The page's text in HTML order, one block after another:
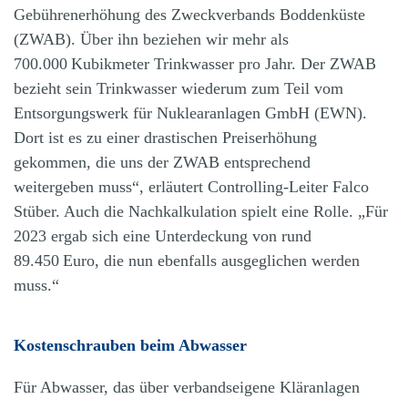
Gebührenerhöhung des Zweckverbands Boddenküste
(ZWAB). Über ihn beziehen wir mehr als
700.000 Kubikmeter Trinkwasser pro Jahr. Der ZWAB
bezieht sein Trinkwasser wiederum zum Teil vom
Entsorgungswerk für Nuklearanlagen GmbH (EWN).
Dort ist es zu einer drastischen Preiserhöhung
gekommen, die uns der ZWAB entsprechend
weitergeben muss“, erläutert Controlling-Leiter Falco
Stüber. Auch die Nachkalkulation spielt eine Rolle. „Für
2023 ergab sich eine Unterdeckung von rund
89.450 Euro, die nun ebenfalls ausgeglichen werden
muss.“
Kostenschrauben beim Abwasser
Für Abwasser, das über verbandseigene Kläranlagen